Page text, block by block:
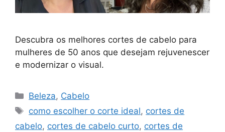
Descubra os melhores cortes de cabelo para
mulheres de 50 anos que desejam rejuvenescer
e modernizar o visual.
Categorias
Beleza, Cabelo
Tags
como escolher o corte ideal, cortes de
cabelo, cortes de cabelo curto, cortes de